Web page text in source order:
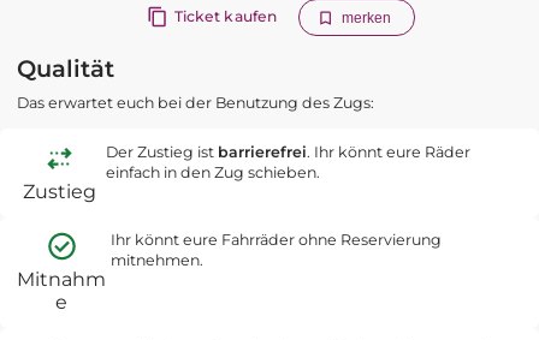
Ticket kaufen merken
Qualität
Das erwartet euch bei der Benutzung des Zugs:
Zustieg
Der Zustieg ist barrierefrei. Ihr könnt eure Räder
einfach in den Zug schieben.
Mitnahm
e
Ihr könnt eure Fahrräder ohne Reservierung
mitnehmen.